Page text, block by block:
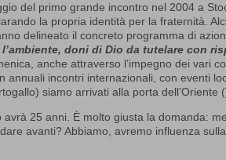
del primo grande incontro nel 2004 a
la propria identità per la fraternità.
delineato il concreto programma di
doni di Dio da tutelare con
anche attraverso l’impegno dei vari
annuali incontri internazionali, con eventi
siamo arrivati alla porta dell’Oriente
avrà 25 anni. È molto giusta la domanda:
avanti? Abbiamo, avremo influenza